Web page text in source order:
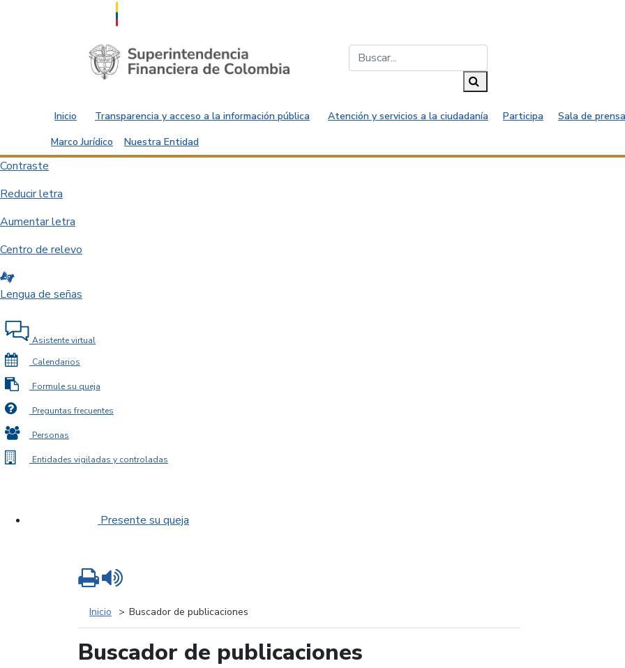
Saltar al contenido principal
Inicio Transparencia y acceso a la información pública Atención y servicios a la ciudadanía Participa
Sala de
Marco Jurídico
Nuestra Entidad
Contraste
Reducir letra
Aumentar letra
Centro de relevo
Lengua de señas
Asistente virtual
Calendarios
Formule su queja
Preguntas frecuentes
Personas
Entidades vigiladas y controladas
Presente su queja
Inicio Buscador de publicaciones
Buscador de publicaciones
Imprimir